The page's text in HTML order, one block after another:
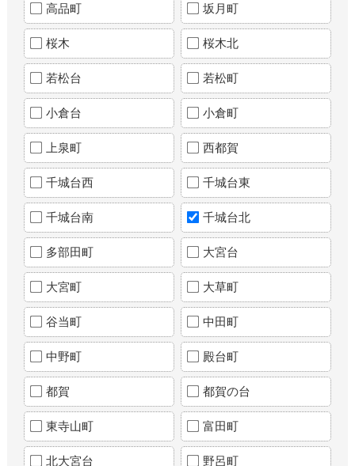
高品町 坂月町
桜木 桜木北
若松台 若松町
小倉台 小倉町
上泉町 西都賀
千城台西 千城台東
千城台南 千城台北
多部田町 大宮台
大宮町 大草町
谷当町 中田町
中野町 殿台町
都賀 都賀の台
東寺山町 富田町
北大宮台 野呂町